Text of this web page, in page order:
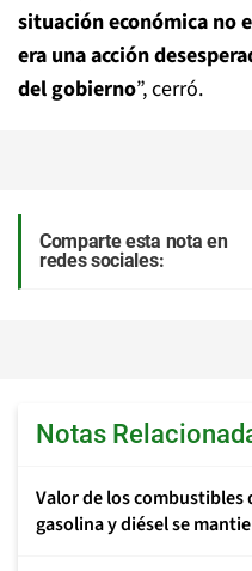
situación económica no
era una acción
del gobierno”, cerró.
Comparte esta nota en
redes sociales:
Notas
Valor de los combustibles
gasolina y diésel se